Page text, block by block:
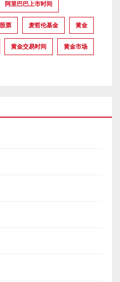
阿里巴巴上市时间
票 麦哲伦基金 黄金
黄金交易时间 黄金市场